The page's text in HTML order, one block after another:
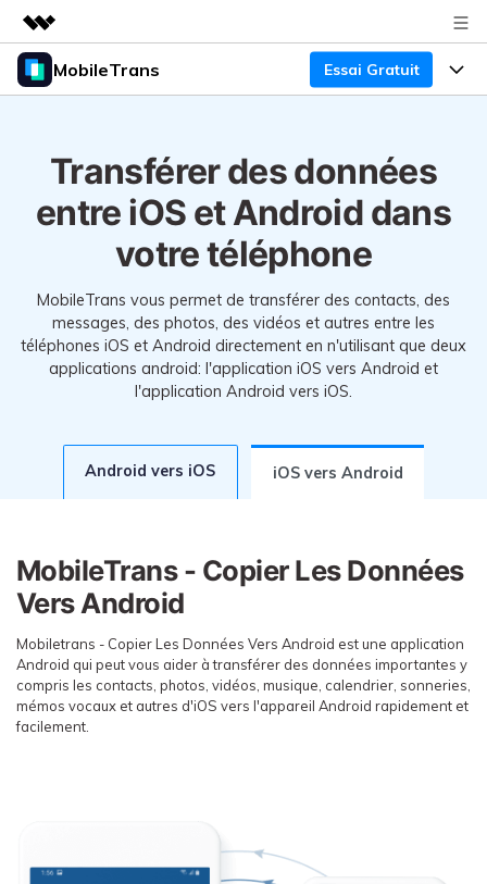
Produits phares
Aperçu
À propos
Support
MobileTrans Essai Gratuit
Bureau
Mobile
Fonctionnalités
Fonctionnalités
Sauvegarde & Restauration
Gestionnaire WhatsApp
Prix
Tarifs pour Windows
Tarifs pour Mac
Plan Business
Centre d'aide
Concours & Événements
Assistance
TÉLÉCHARGER
Transférer des données
entre iOS et Android dans
votre téléphone
MobileTrans vous permet de transférer des contacts, des
messages, des photos, des vidéos et autres entre les
téléphones iOS et Android directement en n'utilisant que deux
applications android: l'application iOS vers Android et
l'application Android vers iOS.
Android vers iOS iOS vers Android
MobileTrans - Copier Les Données
Vers Android
Mobiletrans - Copier Les Données Vers Android est une application
Android qui peut vous aider à transférer des données importantes y
compris les contacts, photos, vidéos, musique, calendrier, sonneries,
mémos vocaux et autres d'iOS vers l'appareil Android rapidement et
facilement.